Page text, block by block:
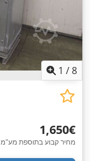
1 /8
‏1,650 ‏€
מחיר קבוע בתוספת מע"מ